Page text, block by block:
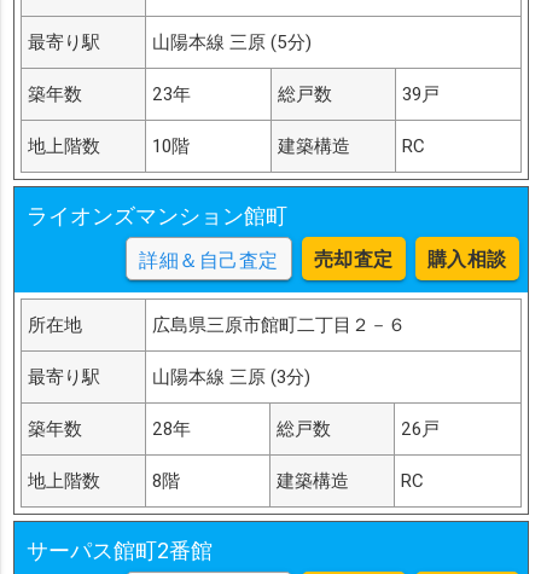
最寄り駅 山陽本線 三原 (5分)
築年数 23年 総戸数 39戸
地上階数 10階 建築構造 RC
ライオンズマンション館町
詳細＆自己査定 売却査定 購入相談
所在地 広島県三原市館町二丁目２－６
最寄り駅 山陽本線 三原 (3分)
築年数 28年 総戸数 26戸
地上階数 8階 建築構造 RC
サーパス館町2番館